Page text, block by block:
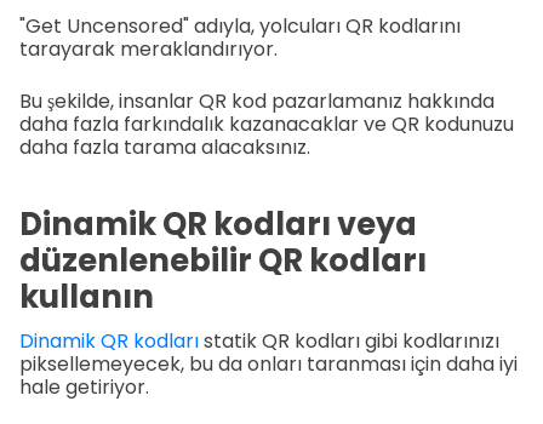
"Get Uncensored" adıyla, yolcuları QR kodlarını
tarayarak meraklandırıyor.
Bu şekilde, insanlar QR kod pazarlamanız hakkında
daha fazla farkındalık kazanacaklar ve QR kodunuzu
daha fazla tarama alacaksınız.
Dinamik QR kodları veya
düzenlenebilir QR kodları
kullanın
Dinamik QR kodlarıstatik QR kodları gibi kodlarınızı
piksellemeyecek, bu da onları taranması için daha iyi
hale getiriyor.